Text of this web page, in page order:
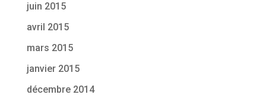
juin 2015
avril 2015
mars 2015
janvier 2015
décembre 2014